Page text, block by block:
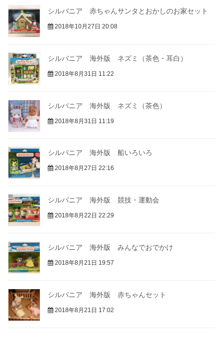
シルバニア 赤ちゃんサンタとおかしのお家セット
2018年10月27日 20:08
シルバニア 海外版 ネズミ（茶色・耳白）
2018年8月31日 11:22
シルバニア 海外版 ネズミ（茶色）
2018年8月31日 11:19
シルバニア 海外版 船いろいろ
2018年8月27日 22:16
シルバニア 海外版 競技・運動会
2018年8月22日 22:29
シルバニア 海外版 みんなでおでかけ
2018年8月21日 19:57
シルバニア 海外版 赤ちゃんセット
2018年8月21日 17:02